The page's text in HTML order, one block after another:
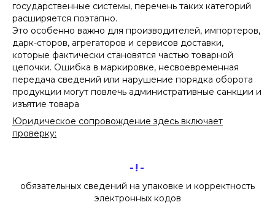
государственные системы, перечень таких категорий
расширяется поэтапно.
Это особенно важно для производителей, импортеров,
дарк-сторов, агрегаторов и сервисов доставки,
которые фактически становятся частью товарной
цепочки. Ошибка в маркировке, несвоевременная
передача сведений или нарушение порядка оборота
продукции могут повлечь административные санкции и
изъятие товара
Юридическое сопровождение здесь включает
проверку:
-!-
обязательных сведений на упаковке и корректность
электронных кодов